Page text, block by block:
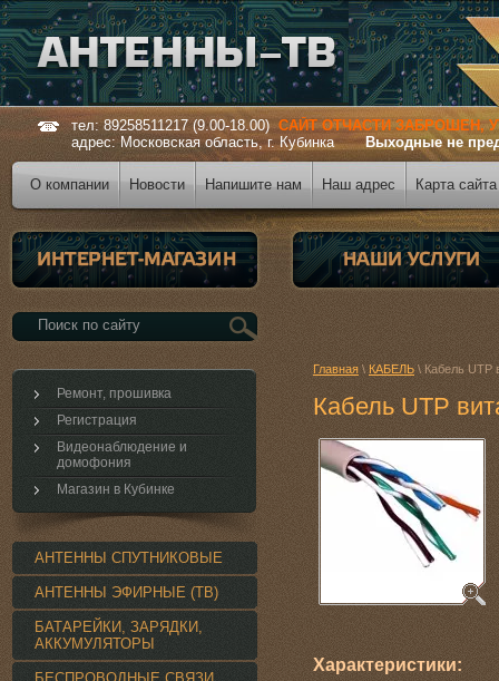
О компании Новости Напишите нам Наш адрес Карта сайта
тел: 89258511217 (9.00-18.00)САЙТ ОТЧАСТИ ЗАБРОШЕН,
адрес: Московская область, г. КубинкаВыходные не
Главная \ КАБЕЛЬ \ Кабель UTP
Кабель UTP
Характеристики:
Ремонт, прошивка
Регистрация
Видеонаблюдение и
домофония
Магазин в Кубинке
АНТЕННЫ СПУТНИКОВЫЕ
АНТЕННЫ ЭФИРНЫЕ (ТВ)
БАТАРЕЙКИ, ЗАРЯДКИ,
АККУМУЛЯТОРЫ